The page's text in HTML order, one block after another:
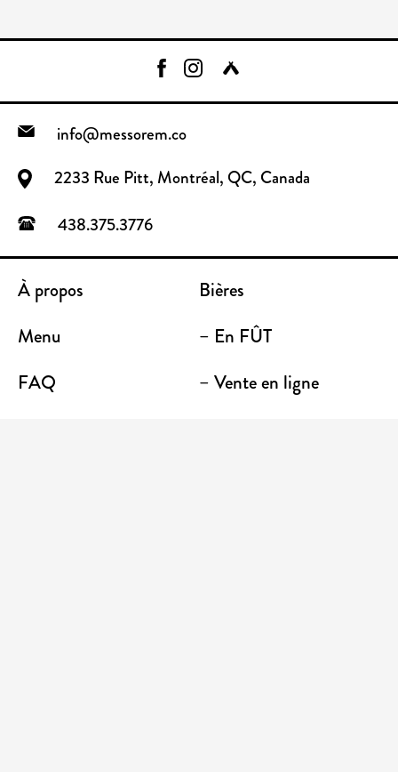
info@messorem.co
2233 Rue Pitt, Montréal, QC, Canada
438.375.3776
À propos
Bières
Menu
– En FÛT
FAQ
– Vente en ligne